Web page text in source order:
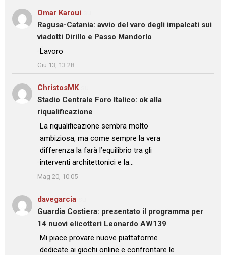
Omar Karoui
Ragusa-Catania: avvio del varo degli impalcati sui
viadotti Dirillo e Passo Mandorlo
: “Lavoro
”
Giu 13, 13:28
ChristosMKsu
Stadio Centrale Foro Italico: ok alla
riqualificazione
: “La riqualificazione sembra molto
ambiziosa, ma come sempre la vera
differenza la farà l’equilibrio tra gli
interventi architettonici e la…
”
Mag 20, 10:05
davegarcia
Guardia Costiera: presentato il programma per
14 nuovi elicotteri Leonardo AW139
: “
Mi piace provare nuove piattaforme
dedicate ai giochi online e confrontare le